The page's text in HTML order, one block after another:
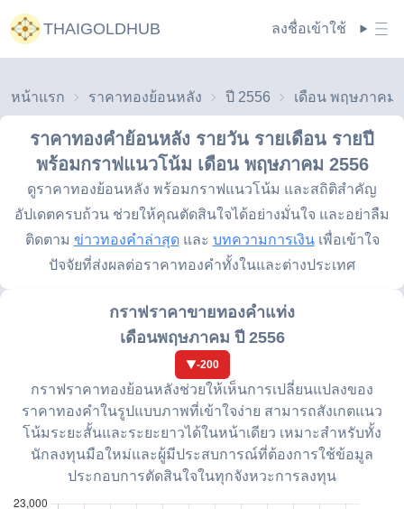
THAIGOLDHUB ลงชื่อเข้าใช้
หน้าแรก ราคาทองย้อนหลัง ปี 2556
ราคาทองคำย้อนหลัง รายวัน รายเดือน รายปี
พร้อมกราฟแนวโน้ม เดือน พฤษภาคม 2556
ดูราคาทองย้อนหลัง พร้อมกราฟแนวโน้ม และสถิติสำคัญ
อัปเดตครบถ้วน ช่วยให้คุณตัดสินใจได้อย่างมั่นใจ และอย่าลืม
ติดตาม ข่าวทองคำล่าสุด และ บทความการเงิน เพื่อเข้าใจ
ปัจจัยที่ส่งผลต่อราคาทองคำทั้งในและต่างประเทศ
กราฟราคาขายทองคำแท่ง
เดือนพฤษภาคม ปี 2556
-200
กราฟราคาทองย้อนหลังช่วยให้เห็นการเปลี่ยนแปลงของ
ราคาทองคำในรูปแบบภาพที่เข้าใจง่าย สามารถสังเกตแนว
โน้มระยะสั้นและระยะยาวได้ในหน้าเดียว เหมาะสำหรับทั้ง
นักลงทุนมือใหม่และผู้มีประสบการณ์ที่ต้องการใช้ข้อมูล
ประกอบการตัดสินใจในทุกจังหวะการลงทุน